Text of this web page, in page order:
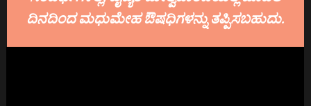
ದಿನದಿಂದ ಮಧುಮೇಹ ಔಷಧಿಗಳನ್ನು ತಪ್ಪಿಸಬಹುದು.